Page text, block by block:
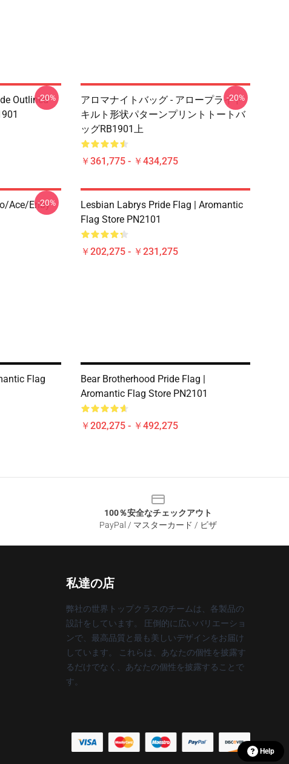
Outlined
-20%
アロマナイトバッグ - アロープライド
キルト形状パターンプリントトートバ
ッグRB1901上
￥361,775 - ￥434,275
-20%
ace/enby
-20%
Lesbian Labrys Pride Flag | Aromantic
Flag Store PN2101
￥202,275 - ￥231,275
Flag
Bear Brotherhood Pride Flag |
Aromantic Flag Store PN2101
￥202,275 - ￥492,275
100％安全なチェックアウト
PayPal / マスターカード / ビザ
私達の店
弊社の世界トップクラスのチームは、各製品の
設計をしています。 圧倒的に広いバリエーショ
ンで、最高品質と最も美しいデザインをお届け
しています。 これらは、あなたの個性を披露す
るだけでなく、あなたの個性を披露することで
す。
Help